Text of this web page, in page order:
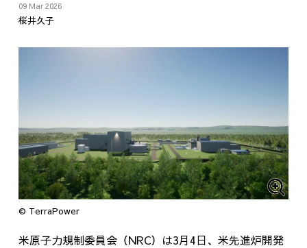
09 Mar 2026
桜井久子
© TerraPower
米原子力規制委員会（NRC）は3月4日、米先進炉開発